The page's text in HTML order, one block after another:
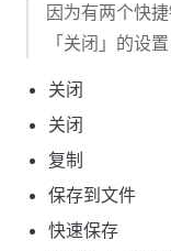
因为有两个快
「关闭」的设
关闭
关闭
复制
保存到文件
快速保存